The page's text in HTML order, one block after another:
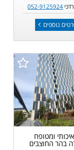
052-9125924
נוספים
ומטופח
בהר החוצבים